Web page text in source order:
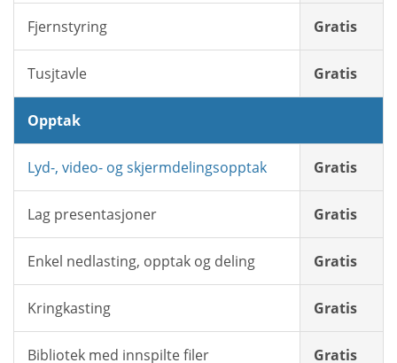
Fjernstyring Gratis
Tusjtavle Gratis
Opptak
Lyd-, video- og skjermdelingsopptak Gratis
Lag presentasjoner Gratis
Enkel nedlasting, opptak og deling Gratis
Kringkasting Gratis
Bibliotek med innspilte filer Gratis